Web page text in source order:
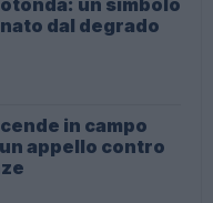
un simbolo
dal degrado
in campo
appello contro